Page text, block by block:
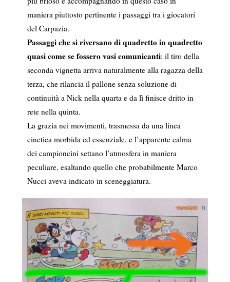
maniera piuttosto pertinente i passaggi tra i giocatori
del Carpazia.
Passaggi che si riversano di quadretto in quadretto
quasi come se fossero vasi comunicanti: il tiro della
seconda vignetta arriva naturalmente alla ragazza della
terza, che rilancia il pallone senza soluzione di
continuità a Nick nella quarta e da lì finisce dritto in
rete nella quinta.
La grazia nei movimenti, trasmessa da una linea
cinetica morbida ed essenziale, e l’apparente calma
dei campioncini settano l’atmosfera in maniera
peculiare, esaltando quello che probabilmente Marco
Nucci aveva indicato in sceneggiatura.